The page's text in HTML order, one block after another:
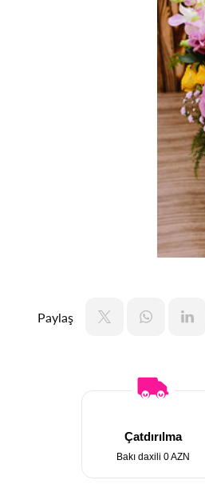
Paylaş
Çatdırılma
Bakı daxili 0 AZN